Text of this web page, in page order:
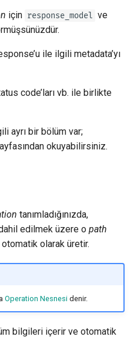
için response_model ve
ile ilgili metadata’yı
code’ları vb. ile birlikte
ayrı bir bölüm var;
okuyabilirsiniz.
tanımladığınızda,
edilmek üzere o path
otomatik olarak üretir.
Operation Nesnesidenir.
bilgileri içerir ve otomatik